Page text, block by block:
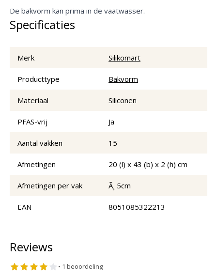
De bakvorm kan prima in de vaatwasser.
Specificaties
Merk Silikomart
Producttype Bakvorm
Materiaal Siliconen
PFAS-vrij Ja
Aantal vakken 15
Afmetingen 20 (l) x 43 (b) x 2 (h) cm
Afmetingen per vak Ã¸ 5cm
EAN 8051085322213
Reviews
• 1 beoordeling